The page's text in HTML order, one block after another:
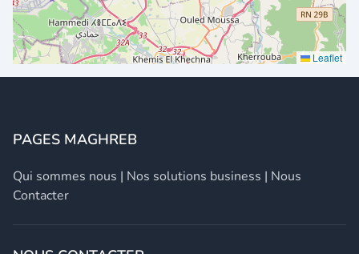
Leaflet
PAGES MAGHREB
Qui sommes nous | Nos solutions business | Nous
Contacter